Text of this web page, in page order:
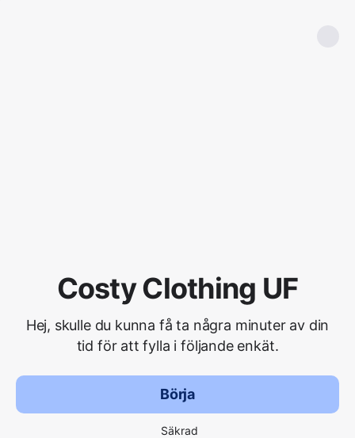
Costy Clothing UF
Hej, skulle du kunna få ta några minuter av din
tid för att fylla i följande enkät.
Börja
Säkrad